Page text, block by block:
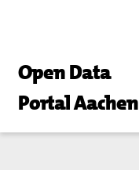
Open Data
Portal Aachen